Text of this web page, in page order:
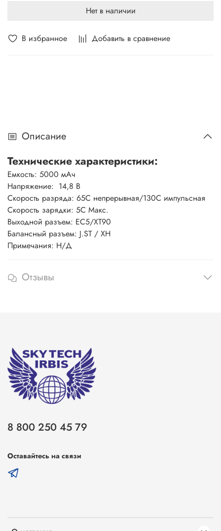
В избранное Добавить в сравнение
Нет в наличии
Описание
Технические характеристики:
Емкость: 5000 мАч
Напряжение: 14,8 В
Скорость разряда: 65C непрерывная/130C импульсная
Скорость зарядки: 5C Макс.
Выходной разъем: EC5/XT90
Балансный разъем: J.ST / XH
Примечания: Н/Д
Отзывы
8 800 250 45 79
Оставайтесь на связи